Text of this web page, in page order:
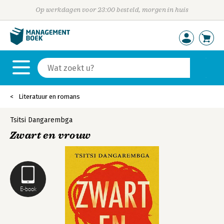
Op werkdagen voor 23:00 besteld, morgen in huis
Literatuur en romans
E-book
Tsitsi Dangarembga
Zwart en vrouw